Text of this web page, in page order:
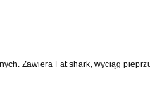
Zawiera Fat shark, wyciąg